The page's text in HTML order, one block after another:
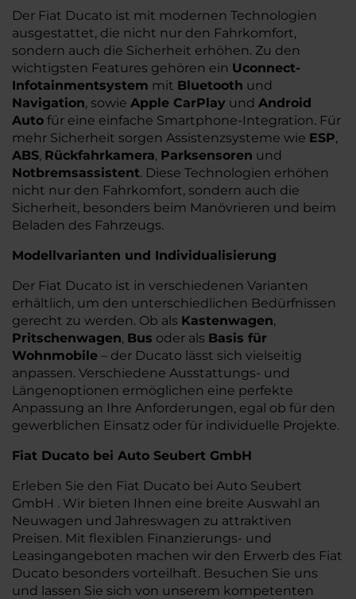
Der Fiat Ducato ist mit modernen Technologien
ausgestattet, die nicht nur den Fahrkomfort,
sondern auch die Sicherheit erhöhen. Zu den
wichtigsten Features gehören ein Uconnect-
Infotainmentsystem mit Bluetooth und
Navigation, sowie Apple CarPlay und Android
Auto für eine einfache Smartphone-Integration. Für
mehr Sicherheit sorgen Assistenzsysteme wie ESP,
ABS, Rückfahrkamera, Parksensoren und
Notbremsassistent. Diese Technologien erhöhen
nicht nur den Fahrkomfort, sondern auch die
Sicherheit, besonders beim Manövrieren und beim
Beladen des Fahrzeugs.
Modellvarianten und Individualisierung
Der Fiat Ducato ist in verschiedenen Varianten
erhältlich, um den unterschiedlichen Bedürfnissen
gerecht zu werden. Ob als Kastenwagen,
Pritschenwagen, Bus oder als Basis für
Wohnmobile – der Ducato lässt sich vielseitig
anpassen. Verschiedene Ausstattungs- und
Längenoptionen ermöglichen eine perfekte
Anpassung an Ihre Anforderungen, egal ob für den
gewerblichen Einsatz oder für individuelle Projekte.
Fiat Ducato bei Auto Seubert GmbH
Erleben Sie den Fiat Ducato bei Auto Seubert
GmbH . Wir bieten Ihnen eine breite Auswahl an
Neuwagen und Jahreswagen zu attraktiven
Preisen. Mit flexiblen Finanzierungs- und
Leasingangeboten machen wir den Erwerb des Fiat
Ducato besonders vorteilhaft. Besuchen Sie uns
und lassen Sie sich von unserem kompetenten